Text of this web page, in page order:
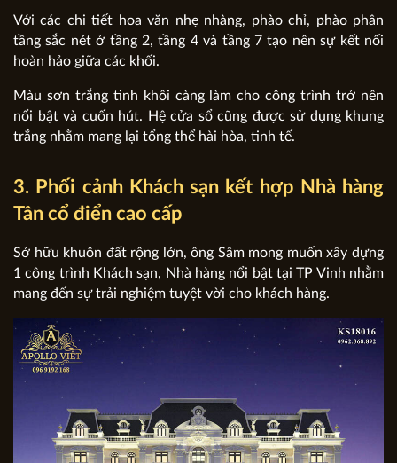
Với các chi tiết hoa văn nhẹ nhàng, phào chỉ, phào phân
tầng sắc nét ở tầng 2, tầng 4 và tầng 7 tạo nên sự kết nối
hoàn hảo giữa các khối.
Màu sơn trắng tinh khôi càng làm cho công trình trở nên
nổi bật và cuốn hút. Hệ cửa sổ cũng được sử dụng khung
trắng nhằm mang lại tổng thể hài hòa, tinh tế.
3. Phối cảnh Khách sạn kết hợp Nhà hàng
Tân cổ điển cao cấp
Sở hữu khuôn đất rộng lớn, ông Sâm mong muốn xây dựng
1 công trình Khách sạn, Nhà hàng nổi bật tại TP Vinh nhằm
mang đến sự trải nghiệm tuyệt vời cho khách hàng.